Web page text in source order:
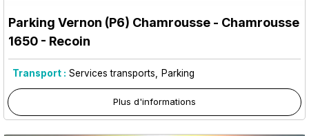
Parking Vernon (P6) Chamrousse - Chamrousse
1650 - Recoin
Transport : Services transports Parking
Plus d'informations